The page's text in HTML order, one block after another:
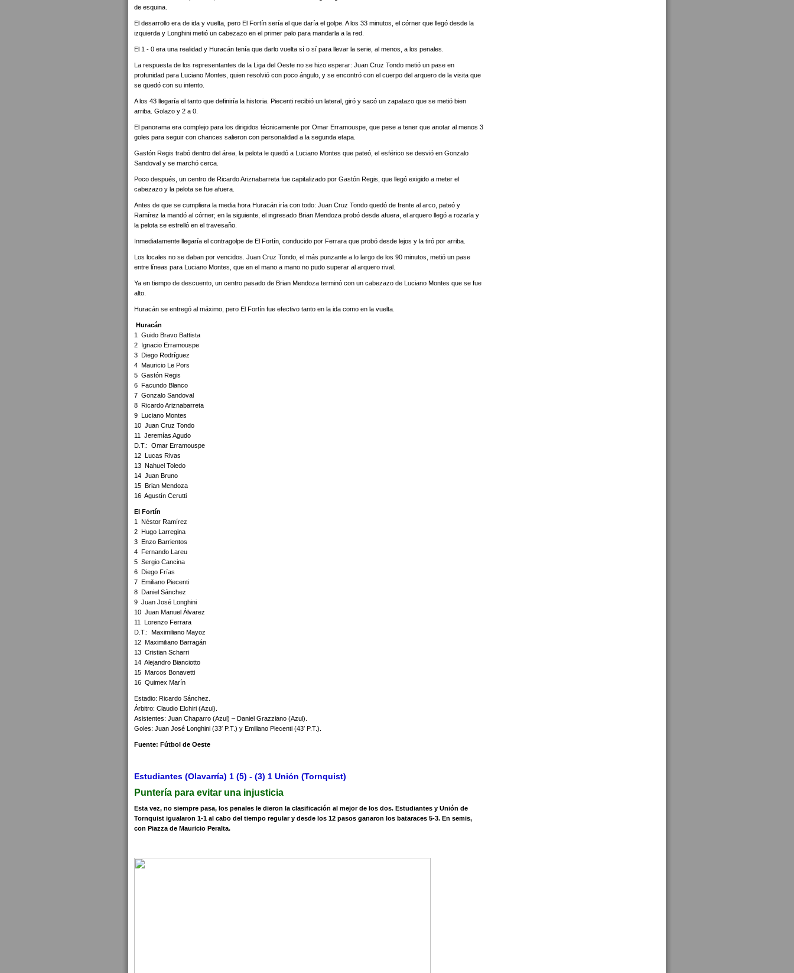
de esquina.
El desarrollo era de ida y vuelta, pero El Fortín sería el que daría el golpe. A los 33 minutos, el córner que llegó desde la
izquierda y Longhini metió un cabezazo en el primer palo para mandarla a la red.
El 1 - 0 era una realidad y Huracán tenía que darlo vuelta sí o sí para llevar la serie, al menos, a los penales.
La respuesta de los representantes de la Liga del Oeste no se hizo esperar: Juan Cruz Tondo metió un pase en
profunidad para Luciano Montes, quien resolvió con poco ángulo, y se encontró con el cuerpo del arquero de la visita que
se quedó con su intento.
A los 43 llegaría el tanto que definiría la historia. Piecenti recibió un lateral, giró y sacó un zapatazo que se metió bien
arriba. Golazo y 2 a 0.
El panorama era complejo para los dirigidos técnicamente por Omar Erramouspe, que pese a tener que anotar al menos 3
goles para seguir con chances salieron con personalidad a la segunda etapa.
Gastón Regis trabó dentro del área, la pelota le quedó a Luciano Montes que pateó, el esférico se desvió en Gonzalo
Sandoval y se marchó cerca.
Poco después, un centro de Ricardo Ariznabarreta fue capitalizado por Gastón Regis, que llegó exigido a meter el
cabezazo y la pelota se fue afuera.
Antes de que se cumpliera la media hora Huracán iría con todo: Juan Cruz Tondo quedó de frente al arco, pateó y
Ramírez la mandó al córner; en la siguiente, el ingresado Brian Mendoza probó desde afuera, el arquero llegó a rozarla y
la pelota se estrelló en el travesaño.
Inmediatamente llegaría el contragolpe de El Fortín, conducido por Ferrara que probó desde lejos y la tiró por arriba.
Los locales no se daban por vencidos. Juan Cruz Tondo, el más punzante a lo largo de los 90 minutos, metió un pase
entre líneas para Luciano Montes, que en el mano a mano no pudo superar al arquero rival.
Ya en tiempo de descuento, un centro pasado de Brian Mendoza terminó con un cabezazo de Luciano Montes que se fue
alto.
Huracán se entregó al máximo, pero El Fortín fue efectivo tanto en la ida como en la vuelta.
Huracán
1 Guido Bravo Battista
2 Ignacio Erramouspe
3 Diego Rodríguez
4 Mauricio Le Pors
5 Gastón Regis
6 Facundo Blanco
7 Gonzalo Sandoval
8 Ricardo Ariznabarreta
9 Luciano Montes
10 Juan Cruz Tondo
11 Jeremías Agudo
D.T.: Omar Erramouspe
12 Lucas Rivas
13 Nahuel Toledo
14 Juan Bruno
15 Brian Mendoza
16 Agustín Cerutti
El Fortín
1 Néstor Ramírez
2 Hugo Larregina
3 Enzo Barrientos
4 Fernando Lareu
5 Sergio Cancina
6 Diego Frías
7 Emiliano Piecenti
8 Daniel Sánchez
9 Juan José Longhini
10 Juan Manuel Álvarez
11 Lorenzo Ferrara
D.T.: Maximiliano Mayoz
12 Maximiliano Barragán
13 Cristian Scharri
14 Alejandro Bianciotto
15 Marcos Bonavetti
16 Quimex Marín
Estadio: Ricardo Sánchez.
Árbitro: Claudio Elchiri (Azul).
Asistentes: Juan Chaparro (Azul) – Daniel Grazziano (Azul).
Goles: Juan José Longhini (33′ P.T.) y Emiliano Piecenti (43′ P.T.).
Fuente: Fútbol de Oeste
Estudiantes (Olavarría) 1 (5) - (3) 1 Unión (Tornquist)
Puntería para evitar una injusticia
Esta vez, no siempre pasa, los penales le dieron la clasificación al mejor de los dos. Estudiantes y Unión de
Tornquist igualaron 1-1 al cabo del tiempo regular y desde los 12 pasos ganaron los bataraces 5-3. En semis,
con Piazza de Mauricio Peralta.